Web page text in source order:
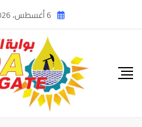
to
6 أغسطس، 2026